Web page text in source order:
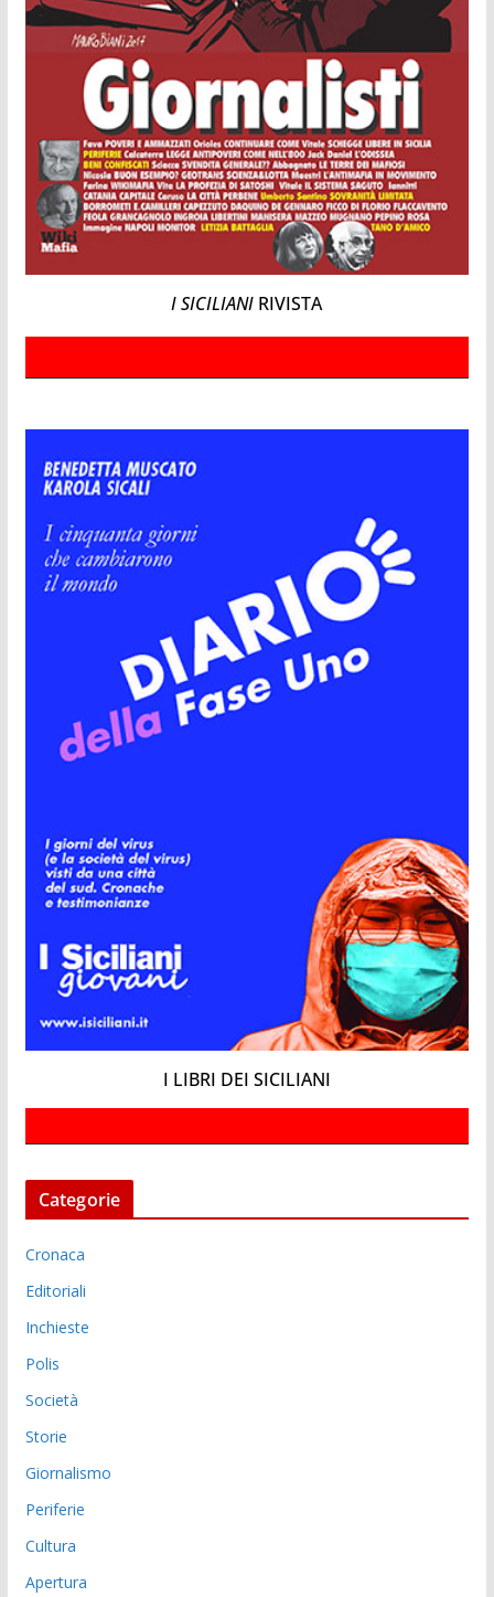
I SICILIANI RIVISTA
I LIBRI DEI SICILIANI
Categorie
Cronaca
Editoriali
Inchieste
Polis
Società
Storie
Giornalismo
Periferie
Cultura
Apertura